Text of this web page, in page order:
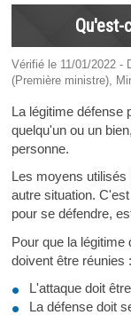
Qu'est-
Vérifié le 11/01/2022 -
(Première ministre),
La légitime défense
quelqu'un ou un
personne.
Les moyens utilisés
autre situation.
pour se défendre,
Pour que la
doivent être réunies :
L'attaque doit
La défense doit